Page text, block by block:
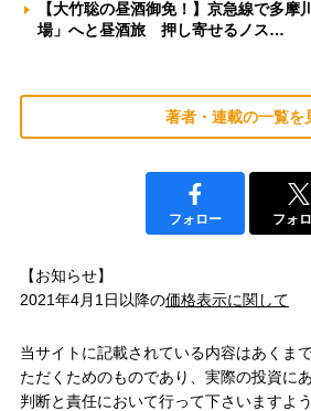
【大竹聡の昼酒御免！】京急線で多摩
場」へと昼酒旅 押し寄せるノス…
著者・連載の一覧を
フォロー フォ
【お知らせ】
2021年4月1日以降の価格表示に関して
当サイトに記載されている内容はあくま
ただくためのものであり、実際の投資に
判断と責任において行って下さいますよ